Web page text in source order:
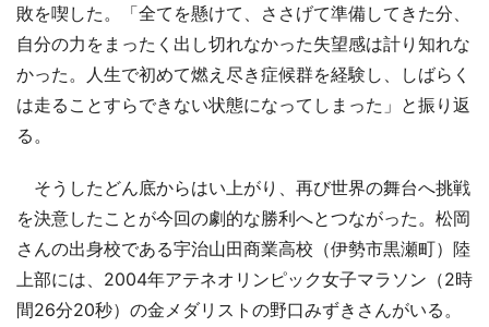
敗を喫した。「全てを懸けて、ささげて準備してきた分、
自分の力をまったく出し切れなかった失望感は計り知れな
かった。人生で初めて燃え尽き症候群を経験し、しばらく
は走ることすらできない状態になってしまった」と振り返
る。
そうしたどん底からはい上がり、再び世界の舞台へ挑戦
を決意したことが今回の劇的な勝利へとつながった。松岡
さんの出身校である宇治山田商業高校（伊勢市黒瀬町）陸
上部には、2004年アテネオリンピック女子マラソン（2時
間26分20秒）の金メダリストの野口みずきさんがいる。